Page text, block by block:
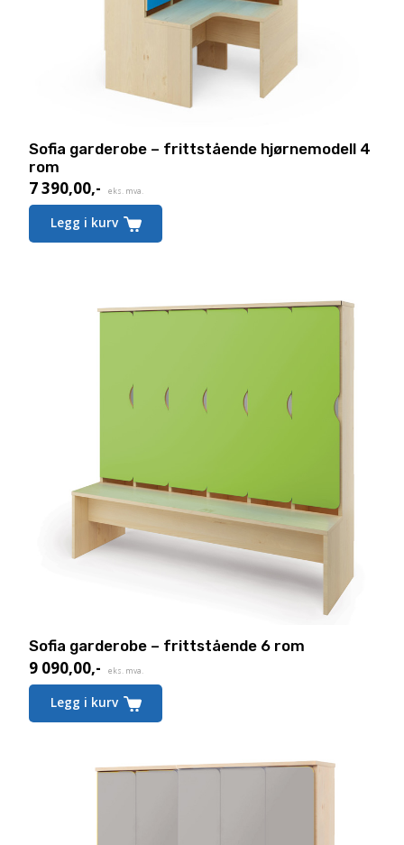
Sofia garderobe – frittstående hjørnemodell 4
rom
7 390,00,- eks. mva.
Legg i kurv
Sofia garderobe – frittstående 6 rom
9 090,00,- eks. mva.
Legg i kurv